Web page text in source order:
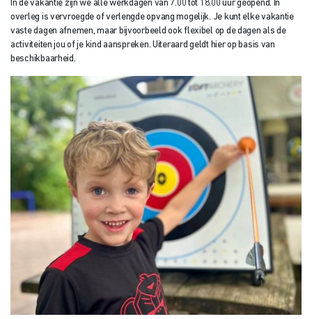
In de vakantie zijn we alle werkdagen van 7.00 tot 18.00 uur geopend. In
overleg is vervroegde of verlengde opvang mogelijk. Je kunt elke vakantie
vaste dagen afnemen, maar bijvoorbeeld ook flexibel op de dagen als de
activiteiten jou of je kind aanspreken. Uiteraard geldt hier op basis van
beschikbaarheid.